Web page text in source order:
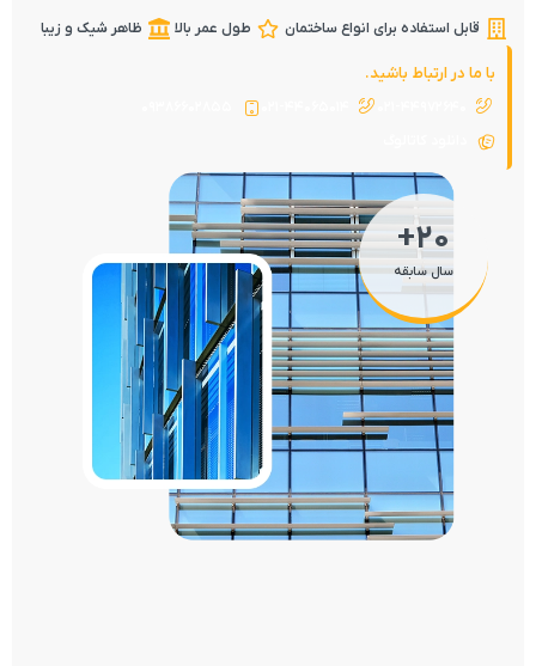
قابل استفاده برای انواع ساختمان طول عمر بالا ظاهر شیک و زیبا
با ما در ارتباط باشید.
سال سابقه
20
+